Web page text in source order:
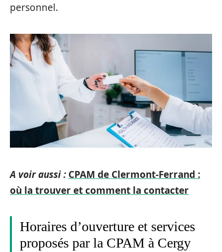
personnel.
A voir aussi : CPAM de Clermont-Ferrand :
où la trouver et comment la contacter
Horaires d’ouverture et services
proposés par la CPAM à Cergy